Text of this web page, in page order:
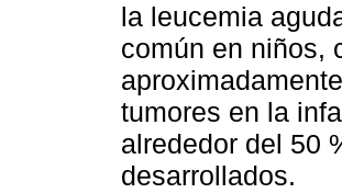
la leucemia
común en niños,
tumores en la
alrededor del 50
desarrollados.